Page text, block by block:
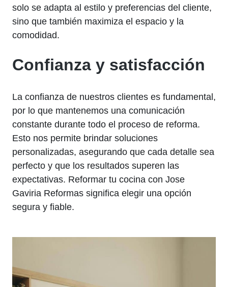
solo se adapta al estilo y preferencias del cliente,
sino que también maximiza el espacio y la
comodidad.
Confianza y satisfacción
La confianza de nuestros clientes es fundamental,
por lo que mantenemos una comunicación
constante durante todo el proceso de reforma.
Esto nos permite brindar soluciones
personalizadas, asegurando que cada detalle sea
perfecto y que los resultados superen las
expectativas. Reformar tu cocina con Jose
Gaviria Reformas significa elegir una opción
segura y fiable.